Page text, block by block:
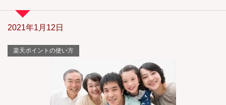
2021年1月12日
楽天ポイントの使い方